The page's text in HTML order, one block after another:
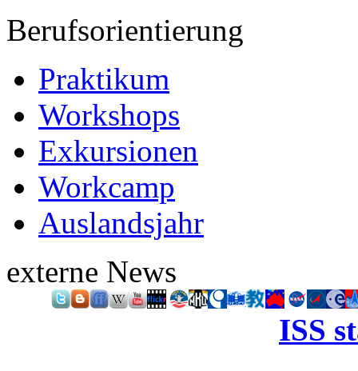
Berufsorientierung
Praktikum
Workshops
Exkursionen
Workcamp
Auslandsjahr
externe News
ISS